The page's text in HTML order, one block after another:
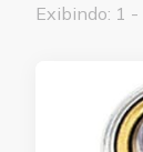
Exibindo: 1 -